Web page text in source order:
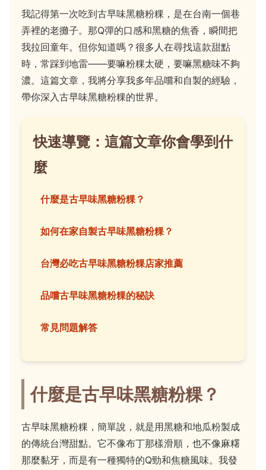
我記得第一次吃到古早味黑糖粉粿，是在台南一個巷
弄裡的老攤子。那Q彈的口感和黑糖的焦香，瞬間把
我拉回童年。但你知道嗎？很多人在尋找這款甜點
時，常踩到地雷——要嘛粉粿太硬，要嘛黑糖味不夠
濃。這篇文章，我將分享我多年品嚐和自製的經驗，
帶你深入古早味黑糖粉粿的世界。
快速導覽：這篇文章你會學到什
麼
什麼是古早味黑糖粉粿？
如何在家自製古早味黑糖粉粿？
台灣必吃古早味黑糖粉粿店家推薦
品嚐古早味黑糖粉粿的秘訣
常見問題解答
什麼是古早味黑糖粉粿？
古早味黑糖粉粿，簡單說，就是用黑糖和地瓜粉製成
的傳統台灣甜點。它不像布丁那樣滑順，也不像麻糬
那麼黏牙，而是有一種獨特的Q勁和焦糖風味。我發